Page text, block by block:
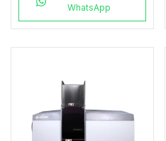
WhatsApp